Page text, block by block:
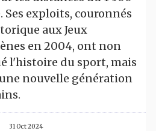
exploits, couronnés
aux Jeux
en 2004, ont non
l'histoire du sport, mais
nouvelle génération
31 Oct 2024